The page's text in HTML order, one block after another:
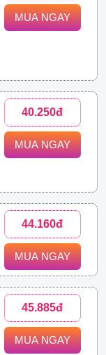
MUA NGAY
40.250đ
MUA NGAY
44.160đ
MUA NGAY
45.885đ
MUA NGAY